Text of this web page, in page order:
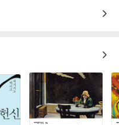
그런 것들을 사 모으기 위해서
어보지 못했어요. 하지만 우리
하는 대혁명도 있지요. 대공황
죠. 우리는 그들에게 자유를 느
상상해봐요. 우리가 파업을 선
기 전까지 전부 손을 놓고 일